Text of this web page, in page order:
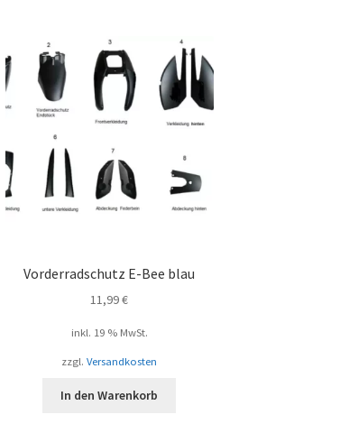
Vorderradschutz E-Bee blau
11,99€
inkl. 19 % MwSt.
zzgl.Versandkosten
In den Warenkorb